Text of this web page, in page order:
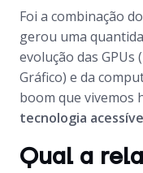
Foi a combinação
gerou uma
evolução das GPUs
Gráfico) e da
boom que vivemos
tecnologia
Qual a